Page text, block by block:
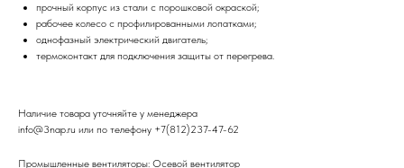
прочный корпус из стали с порошковой окраской;
рабочее колесо с профилированными лопатками;
однофазный электрический двигатель;
термоконтакт для подключения защиты от перегрева.
Наличие товара уточняйте у менеджера
info@3nap.ru или по телефону +7(812)237-47-62
Промышленные вентиляторы: Осевой вентилятор